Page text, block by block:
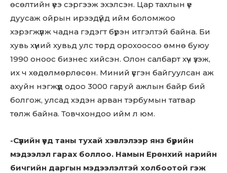
Don't miss
out!
Sing up for our newsletter
to stay in the loop.
өсөлтийн үеэ сэргээж эхэлсэн. Цар тахлын үе
дуусаж ойрын ирээдүйд ийм боломжоо
хэрэгжүүлж чадна гэдэгт бүрэн итгэлтэй байна. Би
хувь хүний хувьд улс төрд орохоосоо өмнө буюу
1990 оноос бизнес хийсэн. Олон салбарт хүч үзэж,
их ч хөдөлмөрлөсөн. Миний үүсгэн байгуулсан аж
ахуйн нэгжүүд одоо 3000 гаруй ажлын байр бий
болгож, улсад хэдэн арван тэрбумын татвар
төлж байна. Товчхондоо ийм л юм.
-Сүүлийн үед таны тухай хэвлэлээр янз бүрийн
мэдээлэл гарах боллоо. Намын Ерөнхий нарийн
бичгийн даргын мэдээлэлтэй холбоотой гэж